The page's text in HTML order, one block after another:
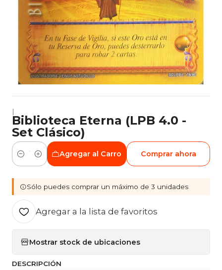
|
Biblioteca Eterna (LPB 4.0 -
Set Clásico)
Cantidad
Agregar al Carro Comprar ahora
Sólo puedes comprar un máximo de 3 unidades
Agregar a la lista de favoritos
Mostrar stock de ubicaciones
DESCRIPCIÓN